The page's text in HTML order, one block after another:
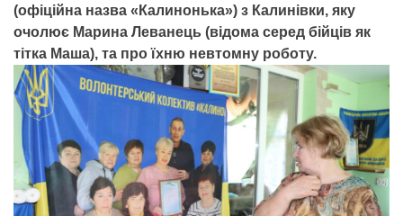
(офіційна назва «Калинонька») з Калинівки, яку
очолює Марина Леванець (відома серед бійців як
тітка Маша), та про їхню невтомну роботу.